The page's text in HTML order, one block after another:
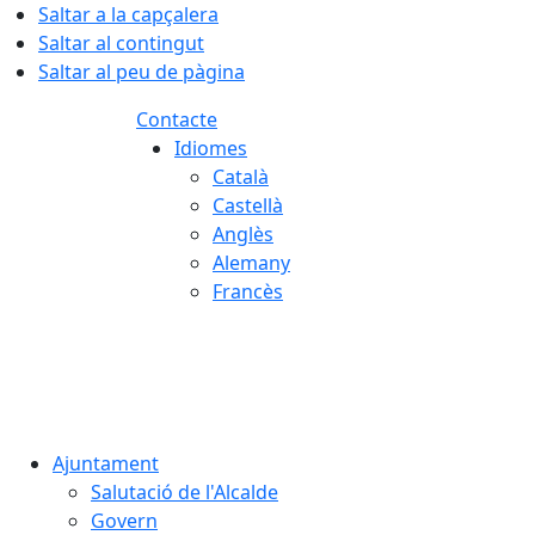
Saltar a la capçalera
Saltar al contingut
Saltar al peu de pàgina
Contacte
Idiomes
Català
Castellà
Anglès
Alemany
Francès
Ajuntament
Salutació de l'Alcalde
Govern